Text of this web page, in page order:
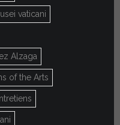
vaticani
Alzaga
of the Arts